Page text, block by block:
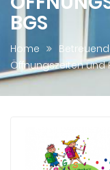
BGS
Home
Öffnungszeiten und